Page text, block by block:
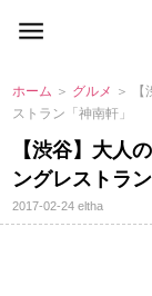
ホーム ＞ グルメ ＞
ストラン「神南軒」
【渋谷】大人
ングレストラ
2017-02-24eltha